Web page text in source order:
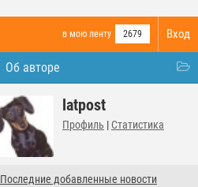
Вход
в мою ленту 2679
Об авторе
latpost
Профиль | Статистика
Последние добавленные новости